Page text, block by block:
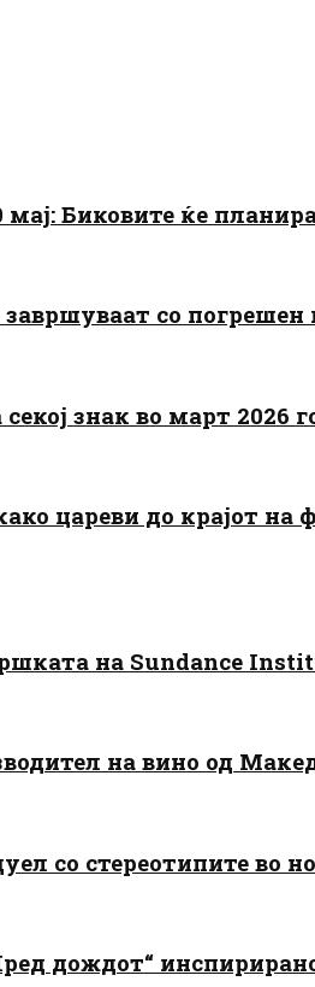
мај: Биковите ќе
со погрешен
знак во март 2026
цареви до крајот
на Sundance
на вино од
со стереотипите во
дождот“